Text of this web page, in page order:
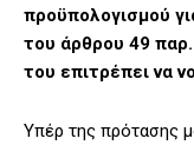
προϋπολογισμού
του άρθρου 49
του επιτρέπει να
Υπέρ της πρότασης